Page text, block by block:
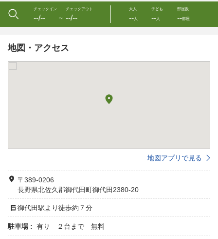
チェックイン
--/-- 〜
チェックアウト
--/--
大人
--人
子ども
--人
部屋数
--部屋
地図・アクセス
地図アプリで見る
〒389-0206
長野県北佐久郡御代田町御代田2380-20
御代田駅より徒歩約７分
駐車場 : 有り ２台まで 無料